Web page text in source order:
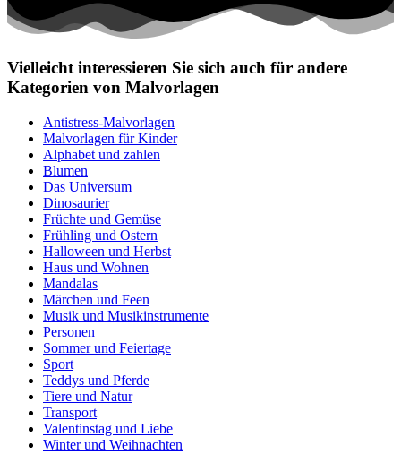
Vielleicht interessieren Sie sich auch für andere
Kategorien von Malvorlagen
Antistress-Malvorlagen
Malvorlagen für Kinder
Alphabet und zahlen
Blumen
Das Universum
Dinosaurier
Früchte und Gemüse
Frühling und Ostern
Halloween und Herbst
Haus und Wohnen
Mandalas
Märchen und Feen
Musik und Musikinstrumente
Personen
Sommer und Feiertage
Sport
Teddys und Pferde
Tiere und Natur
Transport
Valentinstag und Liebe
Winter und Weihnachten